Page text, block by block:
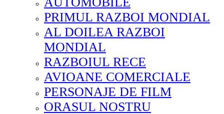
PRIMUL RAZBOI MONDIAL
AL DOILEA RAZBOI
MONDIAL
RAZBOIUL RECE
AVIOANE COMERCIALE
PERSONAJE DE FILM
ORASUL NOSTRU